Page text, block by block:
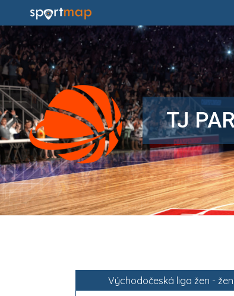
TJ
Východočeská liga žen -